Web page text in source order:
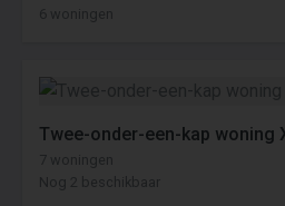
6 woningen
Twee-onder-een-kap woning
7 woningen
Nog 2 beschikbaar